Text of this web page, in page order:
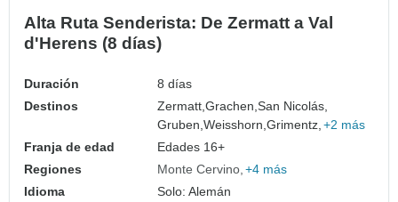
Alta Ruta Senderista: De Zermatt a Val
d'Herens (8 días)
Duración
8 días
Destinos
Zermatt,Grachen,San Nicolás,
Gruben,Weisshorn,Grimentz, +2 más
Franja de edad
Edades 16+
Regiones
Monte Cervino +4 más
Idioma
Solo: Alemán